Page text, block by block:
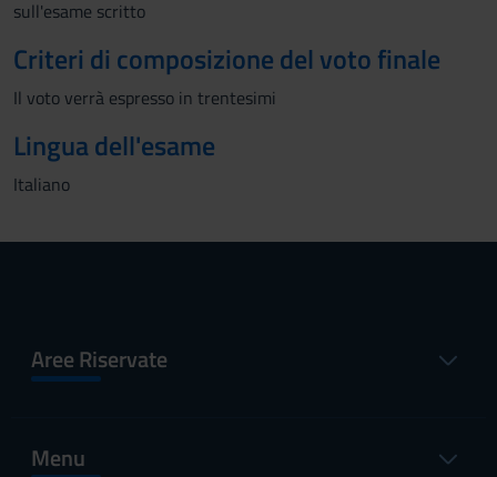
sull'esame scritto
Criteri di composizione del voto finale
Il voto verrà espresso in trentesimi
Lingua dell'esame
Italiano
Aree Riservate
Menu